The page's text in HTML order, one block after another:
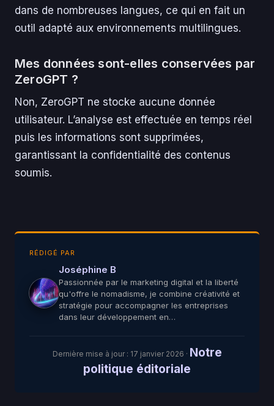
dans de nombreuses langues, ce qui en fait un
outil adapté aux environnements multilingues.
Mes données sont-elles conservées par
ZeroGPT ?
Non, ZeroGPT ne stocke aucune donnée
utilisateur. L’analyse est effectuée en temps réel
puis les informations sont supprimées,
garantissant la confidentialité des contenus
soumis.
RÉDIGÉ PAR
Joséphine B
Passionnée par le marketing digital et la liberté
qu'offre le nomadisme, je combine créativité et
stratégie pour accompagner les entreprises
dans leur développement en…
Dernière mise à jour : 17 janvier 2026 · Notre
politique éditoriale